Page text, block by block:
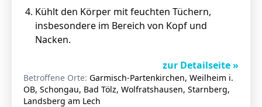
Kühlt den Körper mit feuchten Tüchern,
insbesondere im Bereich von Kopf und
Nacken.
zur Detailseite »
Betroffene Orte: Garmisch-Partenkirchen, Weilheim i.
OB, Schongau, Bad Tölz, Wolfratshausen, Starnberg,
Landsberg am Lech